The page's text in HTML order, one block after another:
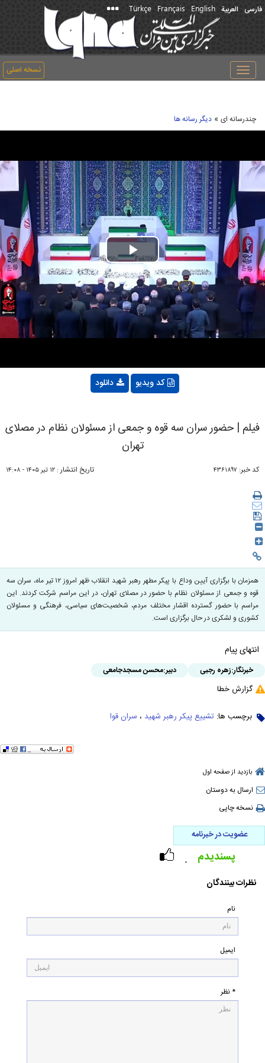
فارسی العربیة English
Français
Türkçe
نسخه اصلی
Toggle
navigation
چندرسانه ای » دیگر رسانه ها
Play
Video
کد ویدیو دانلود
فیلم | حضور سران سه قوه و جمعی از مسئولان نظام در مصلای
تهران
کد خبر: ۴۳۶۱۸۹۷ تاریخ انتشار : ۱۲ تير ۱۴۰۵ - ۱۴:۰۸
همزمان با برگزاری آیین وداع با پیکر مطهر رهبر شهید انقلاب ظهر امروز ۱۲ تیر ماه، سران سه
قوه و جمعی از مسئولان نظام با حضور در مصلای تهران، در این مراسم شرکت کردند. این
مراسم با حضور گسترده اقشار مختلف مردم، شخصیت‌های سیاسی، فرهنگی و مسئولان
کشوری و لشکری در حال برگزاری است.
انتهای پیام
خبرنگار:زهره رجبی دبیر:محسن مسجدجامعی
گزارش خطا
برچسب ها: تشییع پیکر رهبر شهید ، سران قوا
بازدید از صفحه اول
ارسال به دوستان
نسخه چاپی
عضویت در خبرنامه
۰ پسندیدم
نظرات بینندگان
نام
ایمیل
* نظر